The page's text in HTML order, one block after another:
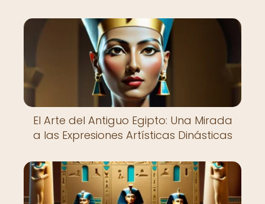
El Arte del Antiguo Egipto: Una Mirada
a las Expresiones Artísticas Dinásticas